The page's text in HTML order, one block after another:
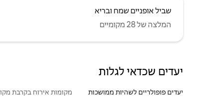
שביל אופניים שמח ובריא
המלצה של 28 מקומיים
יעדים שכדאי לגלות
יעדים פופולריים לשהיות ממושכות מקומות אירוח בקרבת